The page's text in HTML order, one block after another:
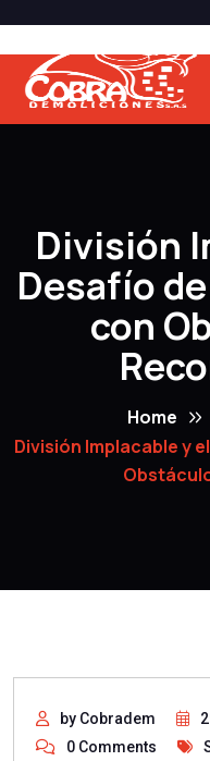
División
Desafío
con
Home
División Implacable y
by Cobradem
0 Comments